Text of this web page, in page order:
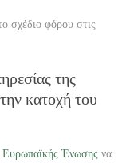
φόρου στις
της
κατοχή του
Ευρωπαϊκής Ένωσης να